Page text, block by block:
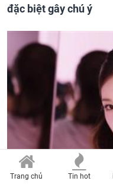
đặc biệt gây chú ý
Trang chủ Tin hot